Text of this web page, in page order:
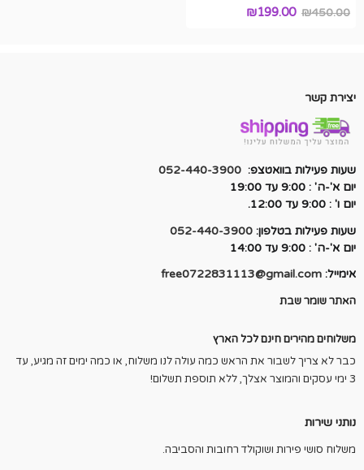
₪450.00
₪199.00
יצירת קשר
שעות פעילות בוואטצפ: 052-440-3900
יום א'-ה' : 9:00 עד 19:00
יום ו' : 9:00 עד 12:00.
שעות פעילות בטלפון: 052-440-3900
יום א'-ה' : 9:00 עד 14:00
אימייל: free0722831113@gmail.com
האתר שומר שבת
משלוחים מהירים חינם לכל הארץ
כבר לא צריך לשבור את הראש כמה עולה לנו משלוח, או כמה ימים זה מגיע, עד
3 ימי עסקים והמוצר אצלך, ללא תוספת תשלום!
נותני שירות
משלוח סושי פירות ושוקולד רחובות והסביבה.